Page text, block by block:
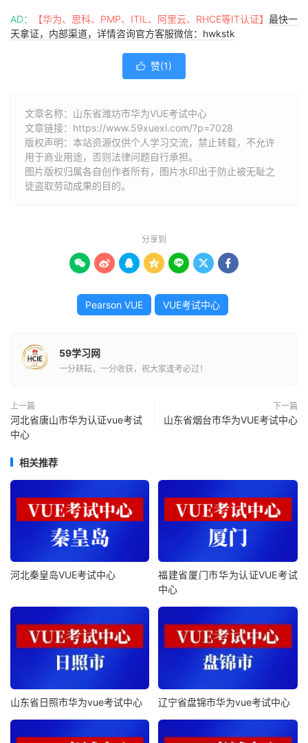
AD： 【华为、思科、PMP、ITIL、阿里云、RHCE等IT认证】 最快一
天拿证，内部渠道，详情咨询官方客服微信：hwkstk
 赞(1)
文章名称：山东省潍坊市华为VUE考试中心
文章链接： https://www.59xuexi.com/?p=7028
版权声明：本站资源仅供个人学习交流，禁止转载，不允许
用于商业用途，否则法律问题自行承担。
图片版权归属各自创作者所有，图片水印出于防止被无耻之
徒盗取劳动成果的目的。
分享到
      
Pearson VUE VUE考试中心
59学习网
一分耕耘，一分收获，祝大家逢考必过！
上一篇
河北省唐山市华为认证vue考试
中心
下一篇
山东省烟台市华为VUE考试中心
相关推荐
河北秦皇岛VUE考试中心
福建省厦门市华为认证VUE考试
中心
山东省日照市华为vue考试中心 辽宁省盘锦市华为vue考试中心